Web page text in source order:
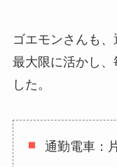
ゴエモンさんも
最大限に活かし
した。
通勤電車：